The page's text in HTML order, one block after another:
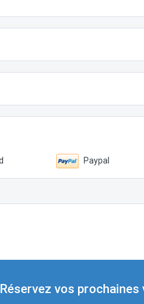
Paypal
Réservez vos